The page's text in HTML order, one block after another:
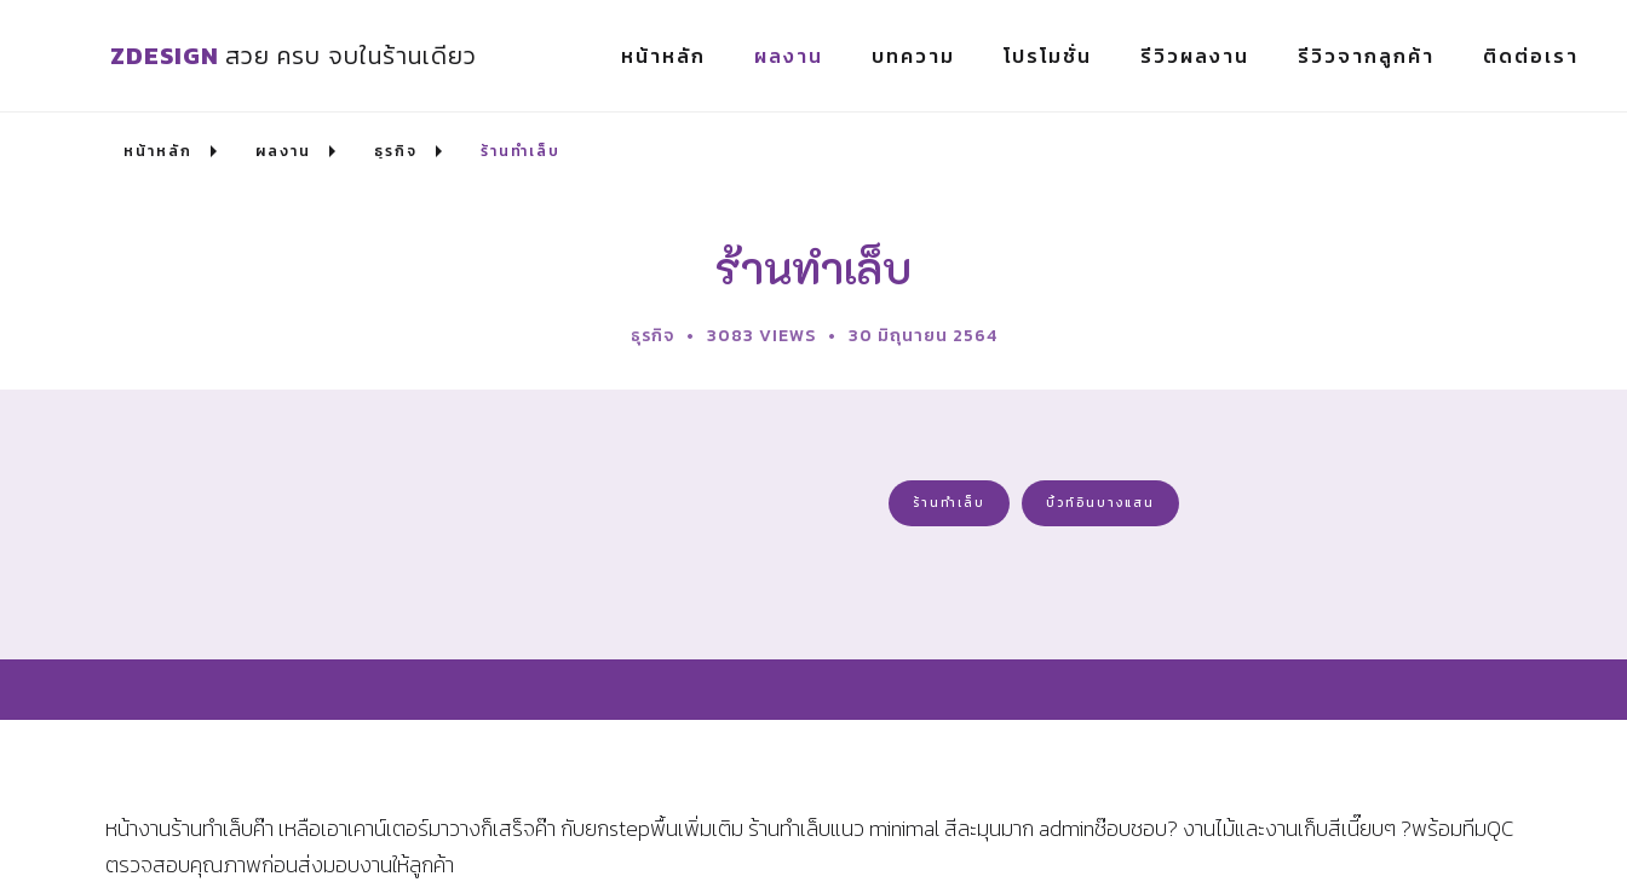
ZDESIGN สวย ครบ จบในร้านเดียว หน้าหลัก ผลงาน บทความ โปรโมชั่น รีวิวผลงาน รีวิวจากลูกค้า ติดต่อเรา
หน้าหลัก ผลงาน ธุรกิจ ร้านทำเล็บ
ร้านทำเล็บ
30 มิถุนายน 2564
ธุรกิจ 3083 VIEWS
ร้านทำเล็บ บิ้วท์อินบางแสน
หน้างานร้านทำเล็บค๊า เหลือเอาเคาน์เตอร์มาวางก็เสร็จค๊า กับยกstepพื้นเพิ่มเติม ร้านทำเล็บแนว minimal สีละมุนมาก adminช๊อบชอบ? งานไม้และงานเก็บสีเนี๊ยบๆ ?พร้อมทีมQC
ตรวจสอบคุณภาพก่อนส่งมอบงานให้ลูกค้า